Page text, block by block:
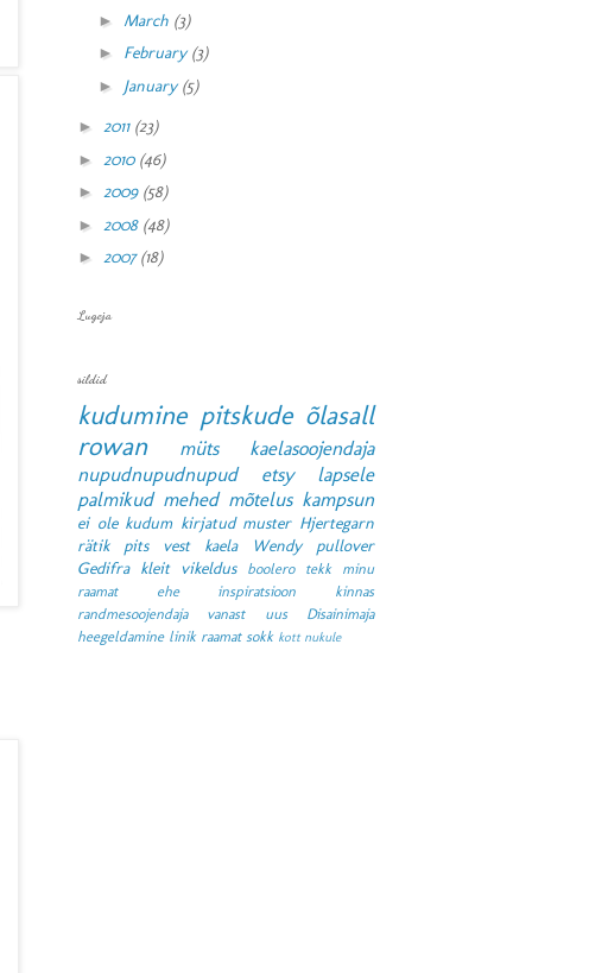
► March (3)
► February(3)
► January(5)
► 2011 (23)
► 2010 (46)
► 2009 (58)
► 2008 (48)
► 2007(18)
Lugeja
sildid
kudumine pitskude õlasall
rowan
müts
kaelasoojendaja
nupudnupudnupud
etsy
lapsele
palmikud mehed mõtelus kampsun
ei ole kudum kirjatud muster Hjertegarn
rätik
pits vest kaela Wendy
pullover
Gedifra kleit vikeldus boolero tekk
minu
raamat
ehe inspiratsioon
kinnas
randmesoojendaja
vanast uus
Disainimaja
heegeldamine linik raamat sokk kott nukule